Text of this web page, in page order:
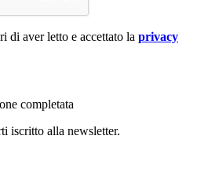
di aver letto e accettato la privacy
completata
iscritto alla newsletter.